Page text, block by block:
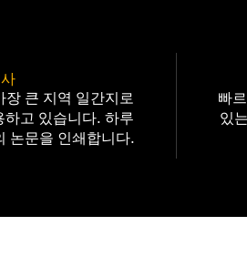
큰 지역 일간지로
고 있습니다. 하루
논문을 인쇄합니다.
빠
있